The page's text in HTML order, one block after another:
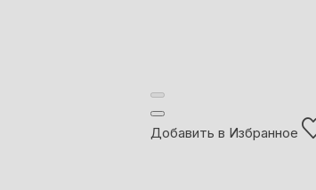
Добавить в Избранное